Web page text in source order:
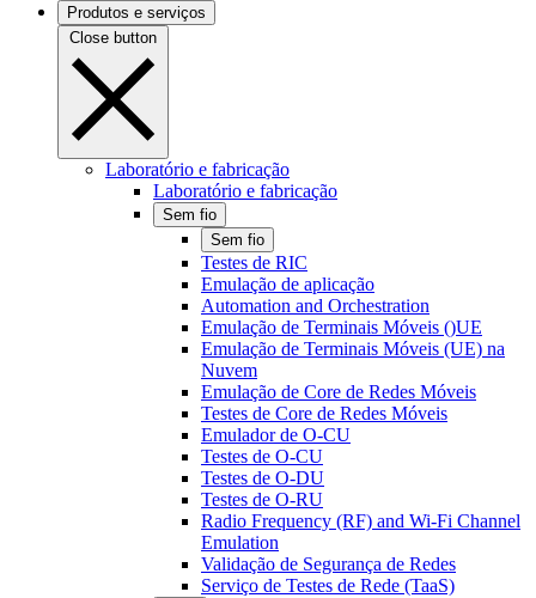
Produtos e serviços
Close button
Laboratório e fabricação
Laboratório e fabricação
Sem fio
Sem fio
Testes de RIC
Emulação de aplicação
Automation and Orchestration
Emulação de Terminais Móveis ()UE
Emulação de Terminais Móveis (UE) na
Nuvem
Emulação de Core de Redes Móveis
Testes de Core de Redes Móveis
Emulador de O-CU
Testes de O-CU
Testes de O-DU
Testes de O-RU
Radio Frequency (RF) and Wi-Fi Channel
Emulation
Validação de Segurança de Redes
Serviço de Testes de Rede (TaaS)